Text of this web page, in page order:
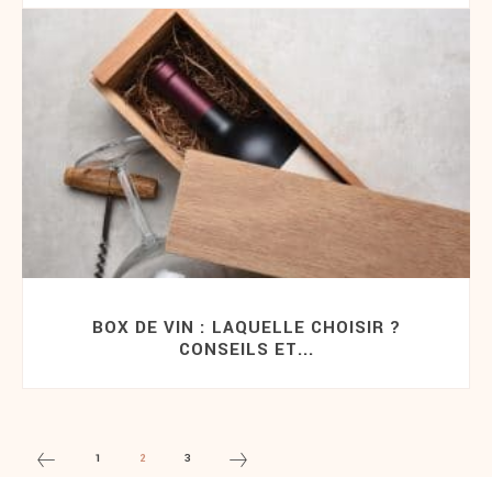
BOX DE VIN : LAQUELLE CHOISIR ?
CONSEILS ET...
1 2 3